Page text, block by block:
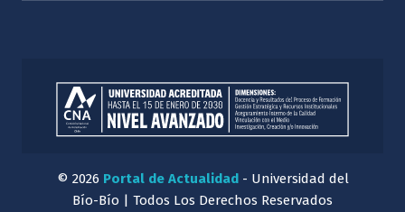
© 2026 Portal de Actualidad- Universidad del
Bío-Bío | Todos Los Derechos Reservados